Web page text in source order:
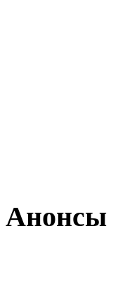
Анонсы